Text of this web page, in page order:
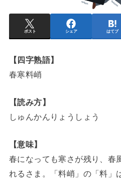
ポスト シェア はてブ
【四字熟語】
春寒料峭
【読み方】
しゅんかんりょうしょう
【意味】
春になっても寒さが残り、春
れるさま。「料峭」の「料」